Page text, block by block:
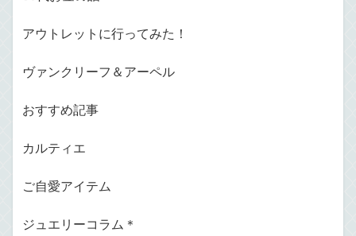
アウトレットに行ってみた！
ヴァンクリーフ＆アーペル
おすすめ記事
カルティエ
ご自愛アイテム
ジュエリーコラム＊